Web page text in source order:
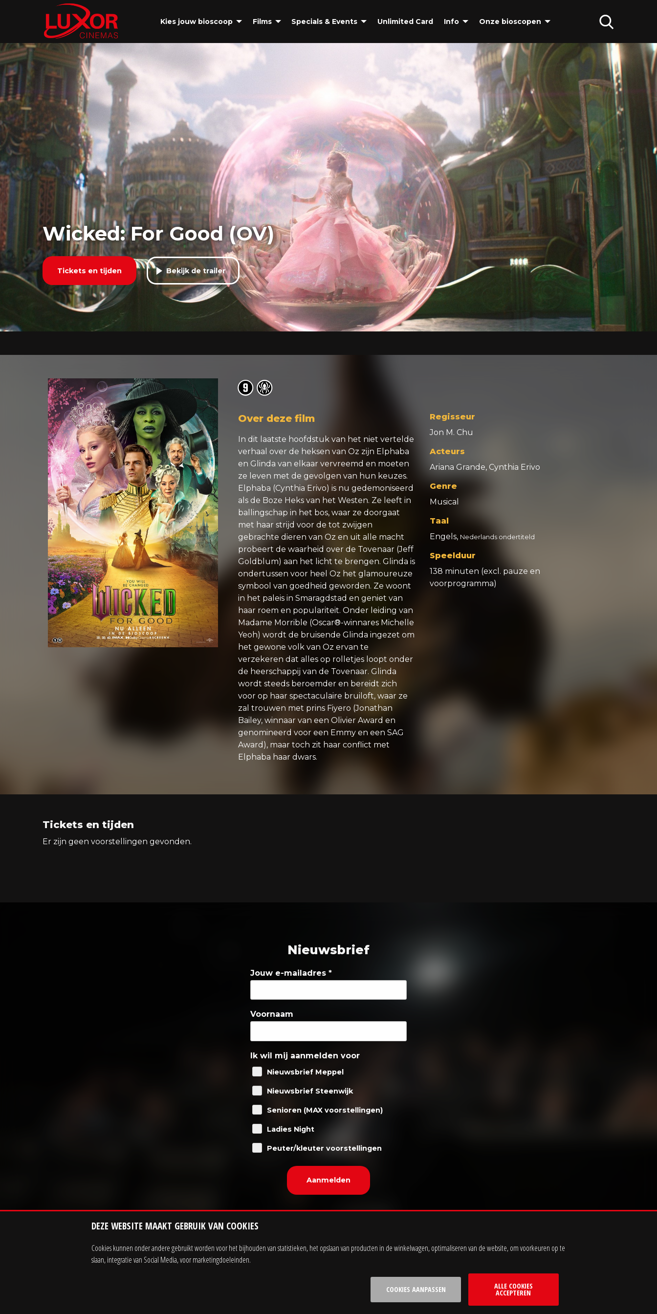
Kies jouw bioscoop Films Specials & Events Unlimited Card Info Onze bioscopen
Wicked: For Good (OV)
Tickets en tijden Bekijk de trailer
o o
Over deze film
In dit laatste hoofdstuk van het niet vertelde
verhaal over de heksen van Oz zijn Elphaba
en Glinda van elkaar vervreemd en moeten
ze leven met de gevolgen van hun keuzes.
Elphaba (Cynthia Erivo) is nu gedemoniseerd
als de Boze Heks van het Westen. Ze leeft in
ballingschap in het bos, waar ze doorgaat
met haar strijd voor de tot zwijgen
gebrachte dieren van Oz en uit alle macht
probeert de waarheid over de Tovenaar (Jeff
Goldblum) aan het licht te brengen. Glinda is
ondertussen voor heel Oz het glamoureuze
symbool van goedheid geworden. Ze woont
in het paleis in Smaragdstad en geniet van
haar roem en populariteit. Onder leiding van
Madame Morrible (Oscar®-winnares Michelle
Yeoh) wordt de bruisende Glinda ingezet om
het gewone volk van Oz ervan te
verzekeren dat alles op rolletjes loopt onder
de heerschappij van de Tovenaar. Glinda
wordt steeds beroemder en bereidt zich
voor op haar spectaculaire bruiloft, waar ze
zal trouwen met prins Fiyero (Jonathan
Bailey, winnaar van een Olivier Award en
genomineerd voor een Emmy en een SAG
Award), maar toch zit haar conflict met
Elphaba haar dwars.
Regisseur
Jon M. Chu
Acteurs
Ariana Grande, Cynthia Erivo
Genre
Musical
Taal
Engels, Nederlands ondertiteld
Speelduur
138 minuten (excl. pauze en
voorprogramma)
Tickets en tijden
Er zijn geen voorstellingen gevonden.
Nieuwsbrief
Jouw e-mailadres *
Voornaam
Ik wil mij aanmelden voor
Nieuwsbrief Meppel
Nieuwsbrief Steenwijk
Senioren (MAX voorstellingen)
Ladies Night
Peuter/kleuter voorstellingen
Contact Zakelijk
DEZE WEBSITE MAAKT GEBRUIK VAN COOKIES
Cookies kunnen onder andere gebruikt worden voor het bijhouden van statistieken, het opslaan van producten in de winkelwagen, optimaliseren van de website, om voorkeuren op te
slaan, integratie van Social Media, voor marketingdoeleinden.
COOKIES AANPASSEN ALLE COOKIES
ACCEPTEREN